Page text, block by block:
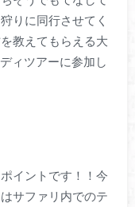
りに同行させてく
教えてもらえる大
ィツアーに参加し
イントです！！今
サファリ内でのテ